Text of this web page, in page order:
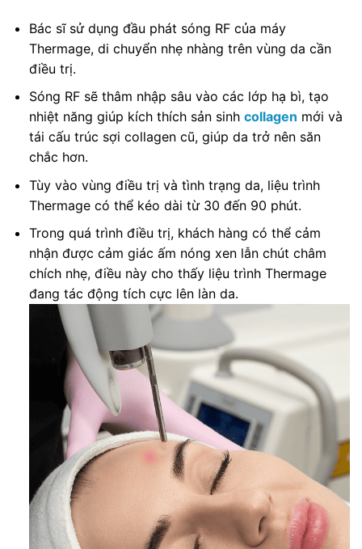
Bác sĩ sử dụng đầu phát sóng RF của máy
Thermage, di chuyển nhẹ nhàng trên vùng da cần
điều trị.
Sóng RF sẽ thâm nhập sâu vào các lớp hạ bì, tạo
nhiệt năng giúp kích thích sản sinh collagen mới và
tái cấu trúc sợi collagen cũ, giúp da trở nên săn
chắc hơn.
Tùy vào vùng điều trị và tình trạng da, liệu trình
Thermage có thể kéo dài từ 30 đến 90 phút.
Trong quá trình điều trị, khách hàng có thể cảm
nhận được cảm giác ấm nóng xen lẫn chút châm
chích nhẹ, điều này cho thấy liệu trình Thermage
đang tác động tích cực lên làn da.